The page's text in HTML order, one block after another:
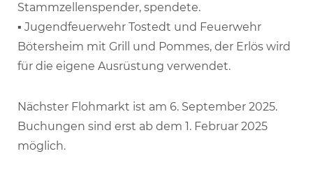
Stammzellenspender, spendete.
▪ Jugendfeuerwehr Tostedt und Feuerwehr
Bötersheim mit Grill und Pommes, der Erlös wird
für die eigene Ausrüstung verwendet.
Nächster Flohmarkt ist am 6. September 2025.
Buchungen sind erst ab dem 1. Februar 2025
möglich.